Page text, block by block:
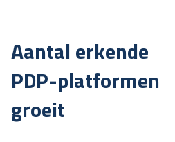
Aantal erkende
PDP-platformen
groeit